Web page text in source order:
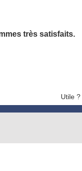
très satisfaits.
Utile ?